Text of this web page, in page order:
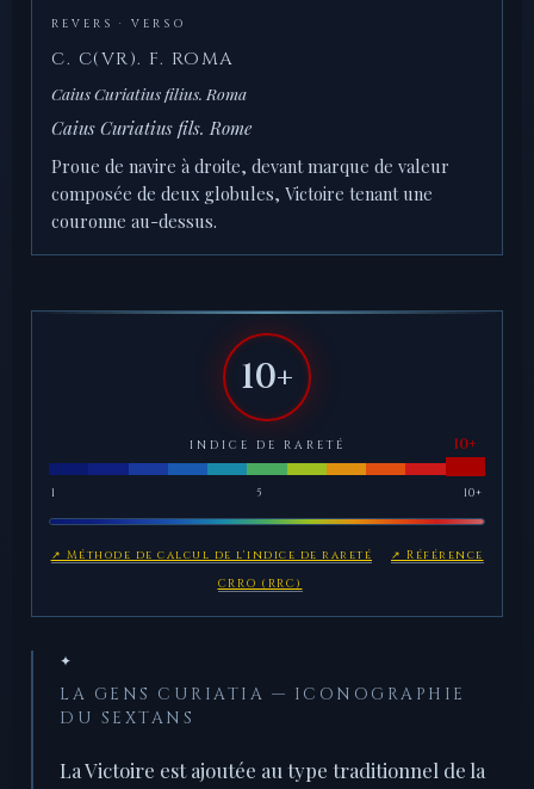
REVERS · VERSO
C. C(VR). F. ROMA
Caius Curiatius filius. Roma
Caius Curiatius fils. Rome
Proue de navire à droite, devant marque de valeur
composée de deux globules, Victoire tenant une
couronne au-dessus.
10+
INDICE DE RARETÉ
1 5 10+
↗ Méthode de calcul de l'indice de rareté
↗ Référence
CRRO (RRC)
✦
LA GENS CURIATIA — ICONOGRAPHIE
DU SEXTANS
La Victoire est ajoutée au type traditionnel de la